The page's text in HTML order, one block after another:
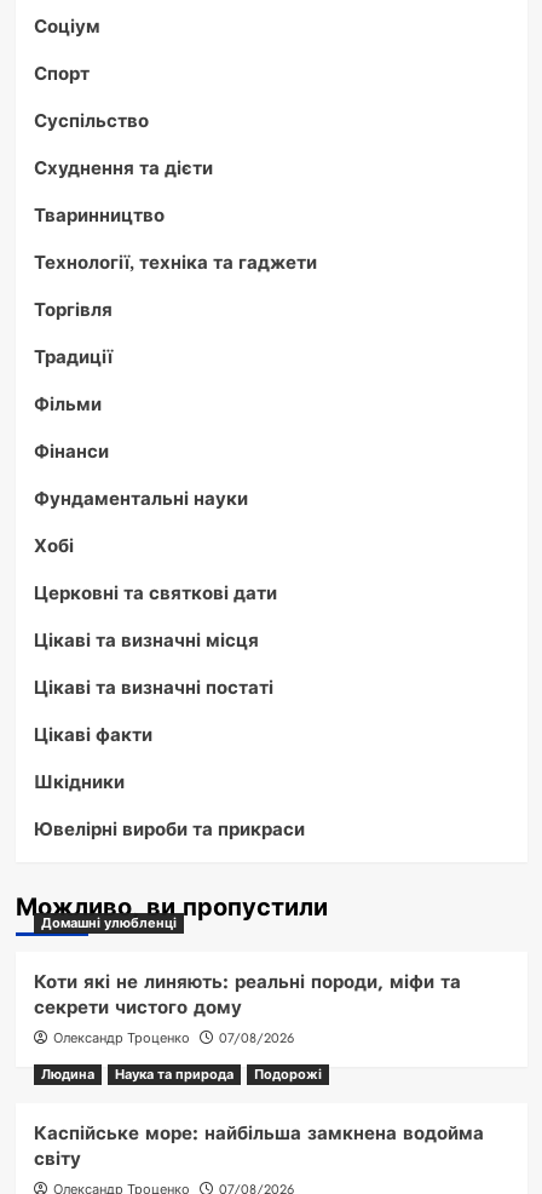
Соціум
Спорт
Суспільство
Схуднення та дієти
Тваринництво
Технології, техніка та гаджети
Торгівля
Традиції
Фільми
Фінанси
Фундаментальні науки
Хобі
Церковні та святкові дати
Цікаві та визначні місця
Цікаві та визначні постаті
Цікаві факти
Шкідники
Ювелірні вироби та прикраси
Можливо, ви пропустили
Домашні улюбленці
Коти які не линяють: реальні породи, міфи та
секрети чистого дому
Олександр Троценко
07/08/2026
Людина
Наука та природа Подорожі
Каспійське море: найбільша замкнена водойма
світу
Олександр Троценко 07/08/2026